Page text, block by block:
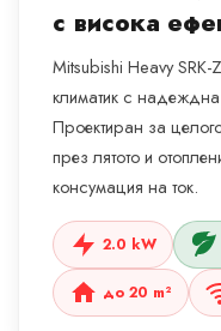
с висока
Mitsubishi Heavy
климатик с надеждна
Проектиран за
през лятото и
консумация на ток.
2.0 kW
до 20 m²